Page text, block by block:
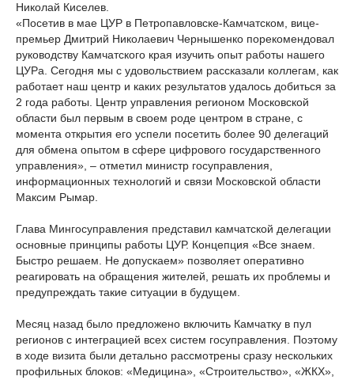
Николай Киселев.
«Посетив в мае ЦУР в Петропавловске-Камчатском, вице-
премьер Дмитрий Николаевич Чернышенко порекомендовал
руководству Камчатского края изучить опыт работы нашего
ЦУРа. Сегодня мы с удовольствием рассказали коллегам, как
работает наш центр и каких результатов удалось добиться за
2 года работы. Центр управления регионом Московской
области был первым в своем роде центром в стране, с
момента открытия его успели посетить более 90 делегаций
для обмена опытом в сфере цифрового государственного
управления», – отметил министр госуправления,
информационных технологий и связи Московской области
Максим Рымар.
Глава Мингосуправления представил камчатской делегации
основные принципы работы ЦУР. Концепция «Все знаем.
Быстро решаем. Не допускаем» позволяет оперативно
реагировать на обращения жителей, решать их проблемы и
предупреждать такие ситуации в будущем.
Месяц назад было предложено включить Камчатку в пул
регионов с интеграцией всех систем госуправления. Поэтому
в ходе визита были детально рассмотрены сразу нескольких
профильных блоков: «Медицина», «Строительство», «ЖКХ»,